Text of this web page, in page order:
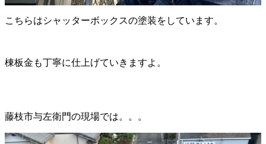
こちらはシャッターボックスの塗装をしています。
棟板金も丁寧に仕上げていきますよ。
藤枝市与左衛門の現場では。。。